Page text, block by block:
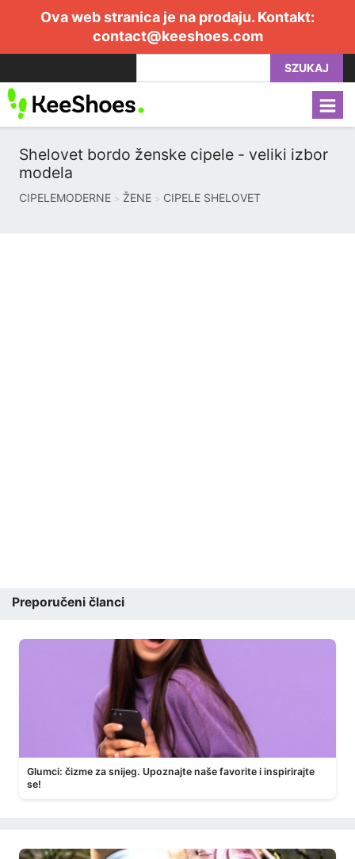
Ova web stranica je na prodaju. Kontakt:
contact@keeshoes.com
SZUKAJ
Shelovet bordo ženske cipele - veliki izbor
modela
CIPELEMODERNE ŽENE CIPELE SHELOVET
Preporučeni članci
Glumci: čizme za snijeg. Upoznajte naše favorite i inspirirajte
se!